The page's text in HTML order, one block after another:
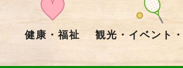
健康・福祉 観光・イベント